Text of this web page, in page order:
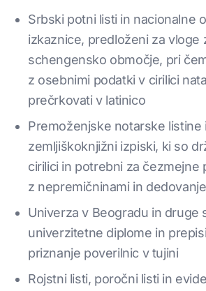
Srbski potni listi in nacionalne
izkaznice, predloženi za vloge
schengensko območje, pri
z osebnimi podatki v cirilici
prečrkovati v latinico
Premoženjske notarske listine
zemljiškoknjižni izpiski, ki so
cirilici in potrebni za čezmejne
z nepremičninami in
Univerza v Beogradu in druge
univerzitetne diplome in
priznanje poverilnic v tujini
Rojstni listi, poročni listi in